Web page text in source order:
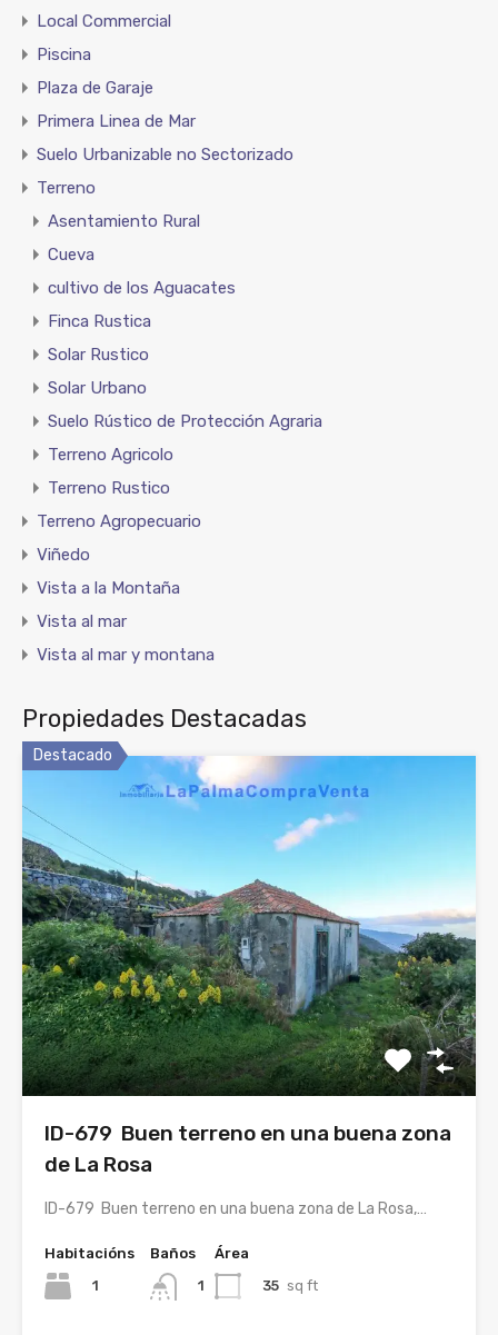
Local Commercial
Piscina
Plaza de Garaje
Primera Linea de Mar
Suelo Urbanizable no Sectorizado
Terreno
Asentamiento Rural
Cueva
cultivo de los Aguacates
Finca Rustica
Solar Rustico
Solar Urbano
Suelo Rústico de Protección Agraria
Terreno Agricolo
Terreno Rustico
Terreno Agropecuario
Viñedo
Vista a la Montaña
Vista al mar
Vista al mar y montana
Propiedades Destacadas
Destacado
ID-679 Buen terreno en una buena zona
de La Rosa
ID-679 Buen terreno en una buena zona de La Rosa,…
Habitacións
1
Baños
1
Área
35 sq ft